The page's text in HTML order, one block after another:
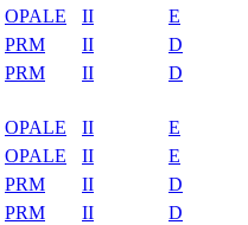
OPALE II
E
PRM II
D
PRM II
D
OPALE II
E
OPALE II
E
PRM II
D
PRM II
D